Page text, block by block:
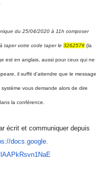
du 25/04/2020 à 11h composer
taper votre code taper le 326257# (la
est en anglais, aussi pour ceux qui ne
il suffit d'attendre que le message
système vous demande alors de dire
la conférence.
écrit et communiquer depuis
docs.google.